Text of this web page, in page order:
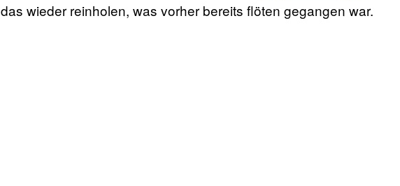
wieder reinholen, was vorher bereits flöten gegangen war.